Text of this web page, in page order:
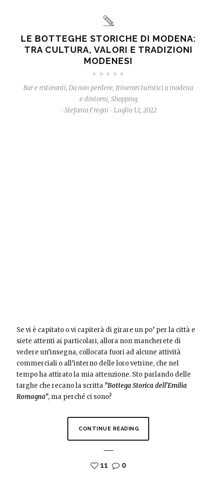
LE BOTTEGHE STORICHE DI MODENA:
TRA CULTURA, VALORI E TRADIZIONI
MODENESI
Bar e ristoranti,Da non perdere,Itinerari turistici a modena
e dintorni, Shopping
- Stefania Fregni - Luglio 12, 2022
Se vi è capitato o vi capiterà di girare un po’ per la città e
siete attenti ai particolari, allora non mancherete di
vedere un’insegna, collocata fuori ad alcune attività
commerciali o all’interno delle loro vetrine, che nel
tempo ha attirato la mia attenzione. Sto parlando delle
targhe che recano la scritta “Bottega Storica dell’Emilia
Romagna”, ma perché ci sono?
CONTINUE READING
11 0